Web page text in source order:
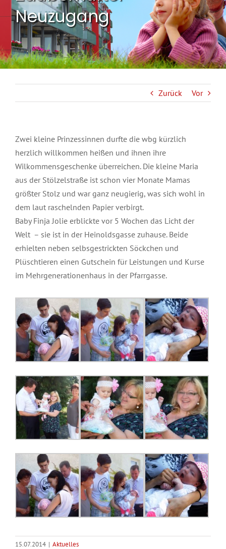
Neuzugang
Zurück Vor
Zwei kleine Prinzessinnen durfte die wbg kürzlich
herzlich willkommen heißen und ihnen ihre
Wilkommensgeschenke überreichen. Die kleine Maria
aus der Stölzelstraße ist schon vier Monate Mamas
größter Stolz und war ganz neugierig, was sich wohl in
dem laut raschelnden Papier verbirgt.
Baby Finja Jolie erblickte vor 5 Wochen das Licht der
Welt – sie ist in der Heinoldsgasse zuhause. Beide
erhielten neben selbsgestrickten Söckchen und
Plüschtieren einen Gutschein für Leistungen und Kurse
im Mehrgenerationenhaus in der Pfarrgasse.
15.07.2014 | Aktuelles